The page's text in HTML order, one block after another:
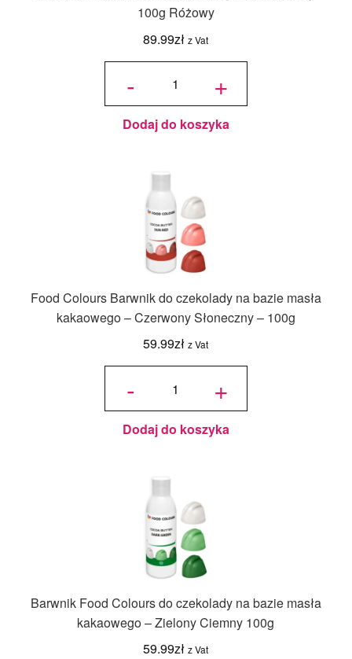
100g Różowy
89.99zł z Vat
-
ilość
masła
kakaowego
do
czekolady
100g
+
Dodaj do koszyka
Food Colours Barwnik do czekolady na bazie masła
kakaowego – Czerwony Słoneczny – 100g
59.99zł z Vat
-
ilość Food
czekolady
na bazie
masła
kakaowego
- Czerwony
- 100g
+
Dodaj do koszyka
Barwnik Food Colours do czekolady na bazie masła
kakaowego – Zielony Ciemny 100g
59.99zł z Vat